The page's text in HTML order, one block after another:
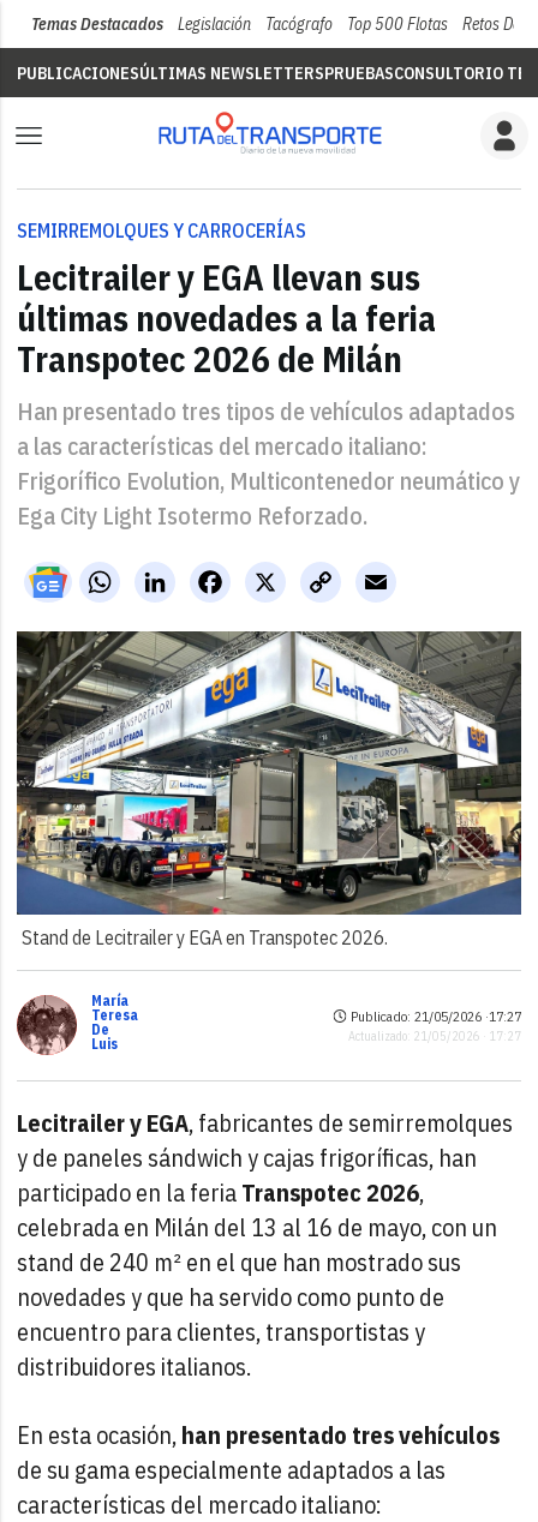
Temas Destacados Legislación Tacógrafo Top 500 Flotas Retos Del
PUBLICACIONESÚLTIMAS NEWSLETTERSPRUEBASCONSULTORIO
SEMIRREMOLQUES Y CARROCERÍAS
Lecitrailer y EGA llevan sus
últimas novedades a la feria
Transpotec 2026 de Milán
Han presentado tres tipos de vehículos adaptados
a las características del mercado italiano:
Frigorífico Evolution, Multicontenedor neumático y
Ega City Light Isotermo Reforzado.
WhatsAppLinkedIn X
Facebook
Copy
Link
Email
Stand de Lecitrailer y EGA en Transpotec 2026.
María
Teresa
De
Luis
Publicado: 21/05/2026 ·17:27
Actualizado: 21/05/2026 · 17:27
Lecitrailer y EGA, fabricantes de semirremolques
y de paneles sándwich y cajas frigoríficas, han
participado en la feriaTranspotec 2026,
celebrada en Milán del 13 al 16 de mayo, con un
stand de 240 m² en el que han mostrado sus
novedades y que ha servido como punto de
encuentro para clientes, transportistas y
distribuidores italianos.
En esta ocasión,han presentado tres vehículos
de su gama especialmente adaptados a las
características del mercado italiano: